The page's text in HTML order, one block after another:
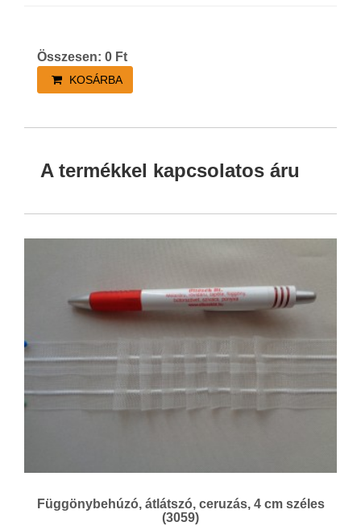
Összesen: 0 Ft
KOSÁRBA
A termékkel kapcsolatos áru
Függönybehúzó, átlátszó, ceruzás, 4 cm széles
(3059)